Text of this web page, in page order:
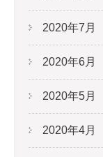
2020年7月
2020年6月
2020年5月
2020年4月